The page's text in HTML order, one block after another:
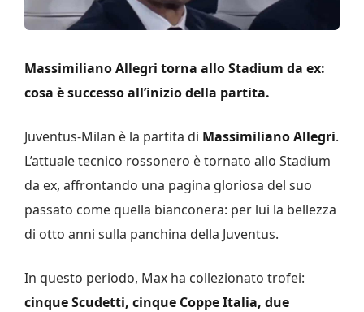
Massimiliano Allegri torna allo Stadium da ex:
cosa è successo all’inizio della partita.
Juventus-Milan è la partita di Massimiliano Allegri.
L’attuale tecnico rossonero è tornato allo Stadium
da ex, affrontando una pagina gloriosa del suo
passato come quella bianconera: per lui la bellezza
di otto anni sulla panchina della Juventus.
In questo periodo, Max ha collezionato trofei:
cinque Scudetti, cinque Coppe Italia, due